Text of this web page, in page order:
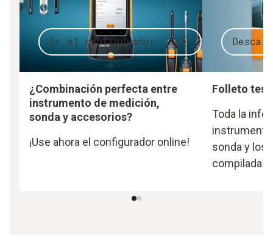
Ir al configurador
¿Combinación perfecta entre
instrumento de medición,
sonda y accesorios?
¡Use ahora el configurador online!
Folleto
Toda la
sonda y los
compilada